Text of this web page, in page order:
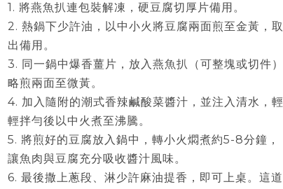
1. 將燕魚扒連包裝解凍，硬豆腐切厚片備用。
2. 熱鍋下少許油，以中小火將豆腐兩面煎至金黃，取
出備用。
3. 同一鍋中爆香薑片，放入燕魚扒（可整塊或切件）
略煎兩面至微黃。
4. 加入隨附的潮式香辣鹹酸菜醬汁，並注入清水，輕
輕拌勻後以中火煮至沸騰。
5. 將煎好的豆腐放入鍋中，轉小火燜煮約5-8分鐘，
讓魚肉與豆腐充分吸收醬汁風味。
6. 最後撒上蔥段、淋少許麻油提香，即可上桌。這道